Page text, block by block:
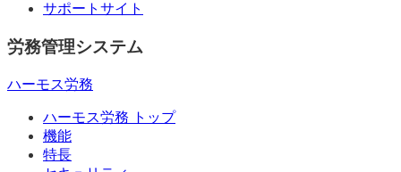
サポートサイト
労務管理システム
ハーモス労務
ハーモス労務 トップ
機能
特長